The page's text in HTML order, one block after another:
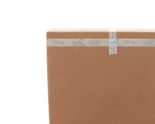
Ryobi
Santos
Sbaraglia
Schnitzer